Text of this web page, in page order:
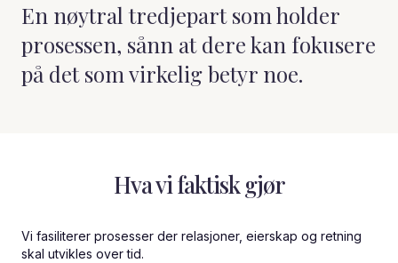
En nøytral tredjepart som holder
prosessen, sånn at dere kan fokusere
på det som virkelig betyr noe.
Hva vi faktisk gjør
Vi fasiliterer prosesser der relasjoner, eierskap og retning
skal utvikles over tid.